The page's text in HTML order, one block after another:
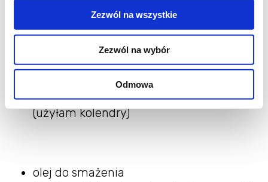
Zezwól na wszystkie
Zezwól na wybór
Odmowa
150 g ugotowanych brązowych krewetek
koktajlowych (użyłam zwykłych
1 łyżka natki pietruszki, posiekanej
(użyłam kolendry)
olej do smażenia